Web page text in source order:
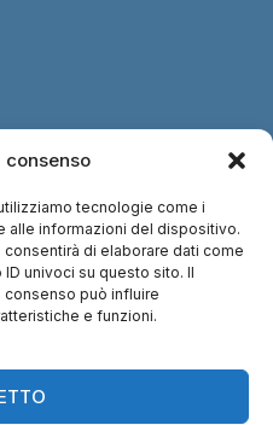
consenso
tecnologie come i
alle informazioni del dispositivo.
di elaborare dati come
univoci su questo sito. Il
può influire
e funzioni.
SU: